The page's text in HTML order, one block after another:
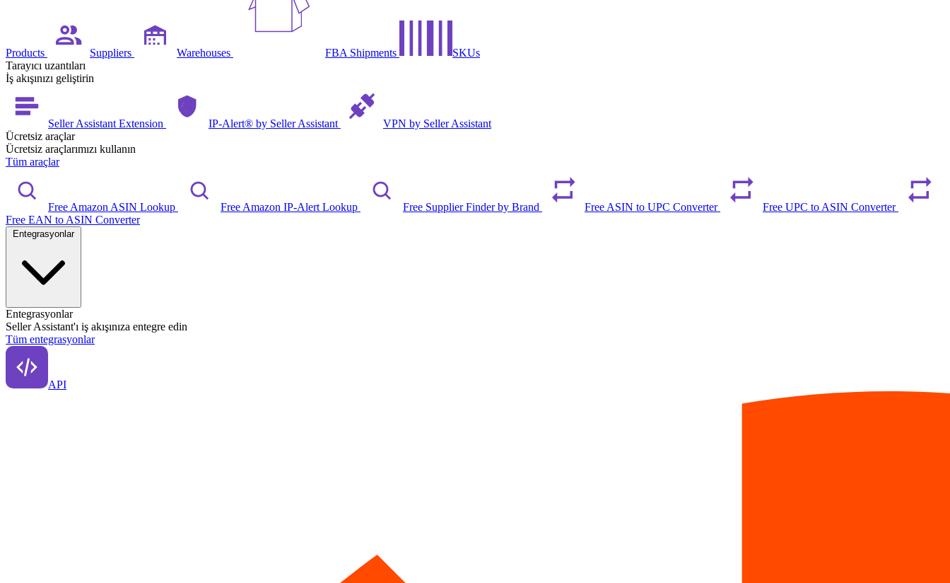
Products Suppliers Warehouses FBA Shipments
SKUs
Tarayıcı uzantıları
İş akışınızı geliştirin
Seller Assistant Extension IP-Alert® by Seller Assistant
VPN by Seller Assistant
Ücretsiz araçlar
Ücretsiz araçlarımızı kullanın
Tüm araçlar
Free Amazon ASIN Lookup Free Amazon IP-Alert Lookup Free Supplier Finder by Brand Free ASIN to UPC Converter
Free UPC to ASIN Converter
Free EAN to ASIN Converter
Entegrasyonlar
Entegrasyonlar
Seller Assistant'ı iş akışınıza entegre edin
Tüm entegrasyonlar
API